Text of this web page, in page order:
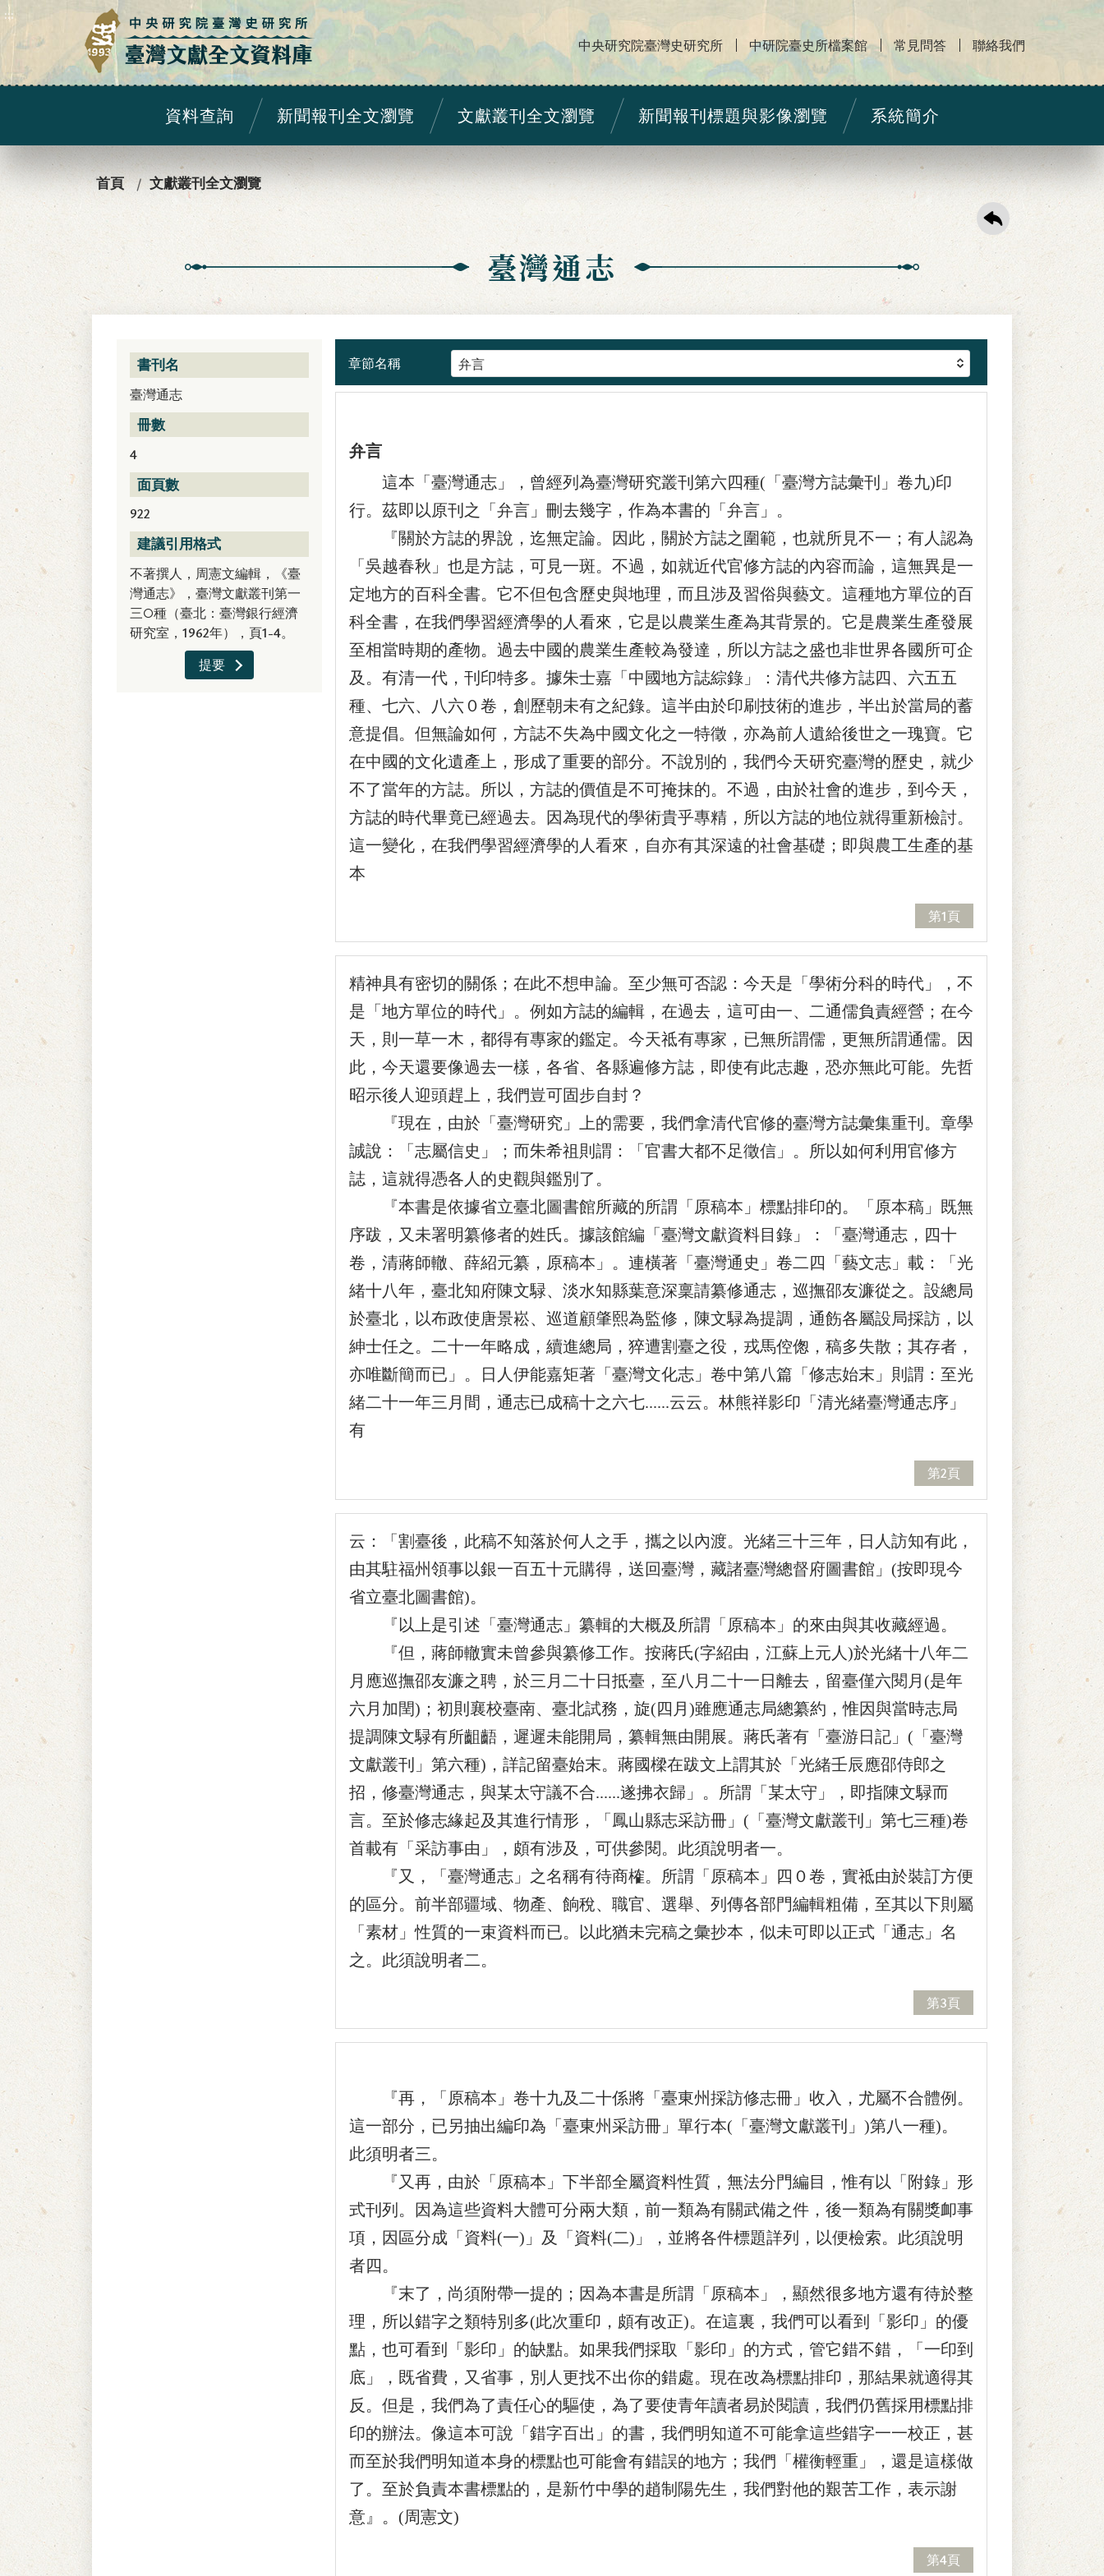
:::
中央研究院臺灣史研究所
中研院臺史所檔案館 常見問答 聯絡我們
資料查詢 新聞報刊全文瀏覽 文獻叢刊全文瀏覽 新聞報刊標題與影像瀏覽 系統簡介
首頁 文獻叢刊全文瀏覽
臺灣通志
書刊名
臺灣通志
冊數
4
面頁數
922
建議引用格式
不著撰人，周憲文編輯，《臺
灣通志》，臺灣文獻叢刊第一
三○種（臺北：臺灣銀行經濟
研究室，1962年），頁1-4。
提要
章節名稱
弁言
這本「臺灣通志」，曾經列為臺灣研究叢刊第六四種(「臺灣方誌彙刊」卷九)印
行。茲即以原刊之「弁言」刪去幾字，作為本書的「弁言」。
『關於方誌的界說，迄無定論。因此，關於方誌之圍範，也就所見不一；有人認為
「吳越春秋」也是方誌，可見一斑。不過，如就近代官修方誌的內容而論，這無異是一
定地方的百科全書。它不但包含歷史與地理，而且涉及習俗與藝文。這種地方單位的百
科全書，在我們學習經濟學的人看來，它是以農業生產為其背景的。它是農業生產發展
至相當時期的產物。過去中國的農業生產較為發達，所以方誌之盛也非世界各國所可企
及。有清一代，刊印特多。據朱士嘉「中國地方誌綜錄」：清代共修方誌四、六五五
種、七六、八六０卷，創歷朝未有之紀錄。這半由於印刷技術的進步，半出於當局的蓄
意提倡。但無論如何，方誌不失為中國文化之一特徵，亦為前人遺給後世之一瑰寶。它
在中國的文化遺產上，形成了重要的部分。不說別的，我們今天研究臺灣的歷史，就少
不了當年的方誌。所以，方誌的價值是不可掩抹的。不過，由於社會的進步，到今天，
方誌的時代畢竟已經過去。因為現代的學術貴乎專精，所以方誌的地位就得重新檢討。
這一變化，在我們學習經濟學的人看來，自亦有其深遠的社會基礎；即與農工生產的基
本
第1頁
精神具有密切的關係；在此不想申論。至少無可否認：今天是「學術分科的時代」，不
是「地方單位的時代」。例如方誌的編輯，在過去，這可由一、二通儒負責經營；在今
天，則一草一木，都得有專家的鑑定。今天祗有專家，已無所謂儒，更無所謂通儒。因
此，今天還要像過去一樣，各省、各縣遍修方誌，即使有此志趣，恐亦無此可能。先哲
昭示後人迎頭趕上，我們豈可固步自封？
『現在，由於「臺灣研究」上的需要，我們拿清代官修的臺灣方誌彙集重刊。章學
誠說：「志屬信史」；而朱希祖則謂：「官書大都不足徵信」。所以如何利用官修方
誌，這就得憑各人的史觀與鑑別了。
『本書是依據省立臺北圖書館所藏的所謂「原稿本」標點排印的。「原本稿」既無
序跋，又未署明纂修者的姓氏。據該館編「臺灣文獻資料目錄」：「臺灣通志，四十
卷，清蔣師轍、薛紹元纂，原稿本」。連橫著「臺灣通史」卷二四「藝文志」載：「光
緒十八年，臺北知府陳文騄、淡水知縣葉意深稟請纂修通志，巡撫邵友濂從之。設總局
於臺北，以布政使唐景崧、巡道顧肇熙為監修，陳文騄為提調，通飭各屬設局採訪，以
紳士任之。二十一年略成，續進總局，猝遭割臺之役，戎馬倥偬，稿多失散；其存者，
亦唯斷簡而已」。日人伊能嘉矩著「臺灣文化志」卷中第八篇「修志始末」則謂：至光
緒二十一年三月間，通志已成稿十之六七......云云。林熊祥影印「清光緒臺灣通志序」
有
第2頁
云：「割臺後，此稿不知落於何人之手，攜之以內渡。光緒三十三年，日人訪知有此，
由其駐福州領事以銀一百五十元購得，送回臺灣，藏諸臺灣總督府圖書館」(按即現今
省立臺北圖書館)。
『以上是引述「臺灣通志」纂輯的大概及所謂「原稿本」的來由與其收藏經過。
『但，蔣師轍實未曾參與纂修工作。按蔣氏(字紹由，江蘇上元人)於光緒十八年二
月應巡撫邵友濂之聘，於三月二十日抵臺，至八月二十一日離去，留臺僅六閱月(是年
六月加閏)；初則襄校臺南、臺北試務，旋(四月)雖應通志局總纂約，惟因與當時志局
提調陳文騄有所齟齬，遲遲未能開局，纂輯無由開展。蔣氏著有「臺游日記」(「臺灣
文獻叢刊」第六種)，詳記留臺始末。蔣國樑在跋文上謂其於「光緒壬辰應邵侍郎之
招，修臺灣通志，與某太守議不合......遂拂衣歸」。所謂「某太守」，即指陳文騄而
言。至於修志緣起及其進行情形，「鳳山縣志采訪冊」(「臺灣文獻叢刊」第七三種)卷
首載有「采訪事由」，頗有涉及，可供參閱。此須說明者一。
『又，「臺灣通志」之名稱有待商榷。所謂「原稿本」四０卷，實祗由於裝訂方便
的區分。前半部疆域、物產、餉稅、職官、選舉、列傳各部門編輯粗備，至其以下則屬
「素材」性質的一束資料而已。以此猶未完稿之彙抄本，似未可即以正式「通志」名
之。此須說明者二。
第3頁
『再，「原稿本」卷十九及二十係將「臺東州採訪修志冊」收入，尤屬不合體例。
這一部分，已另抽出編印為「臺東州采訪冊」單行本(「臺灣文獻叢刊」)第八一種)。
此須明者三。
『又再，由於「原稿本」下半部全屬資料性質，無法分門編目，惟有以「附錄」形
式刊列。因為這些資料大體可分兩大類，前一類為有關武備之件，後一類為有關獎卹事
項，因區分成「資料(一)」及「資料(二)」，並將各件標題詳列，以便檢索。此須說明
者四。
『末了，尚須附帶一提的；因為本書是所謂「原稿本」，顯然很多地方還有待於整
理，所以錯字之類特別多(此次重印，頗有改正)。在這裏，我們可以看到「影印」的優
點，也可看到「影印」的缺點。如果我們採取「影印」的方式，管它錯不錯，「一印到
底」，既省費，又省事，別人更找不出你的錯處。現在改為標點排印，那結果就適得其
反。但是，我們為了責任心的驅使，為了要使青年讀者易於閱讀，我們仍舊採用標點排
印的辦法。像這本可說「錯字百出」的書，我們明知道不可能拿這些錯字一一校正，甚
而至於我們明知道本身的標點也可能會有錯誤的地方；我們「權衡輕重」，還是這樣做
了。至於負責本書標點的，是新竹中學的趙制陽先生，我們對他的艱苦工作，表示謝
意』。(周憲文)
第4頁